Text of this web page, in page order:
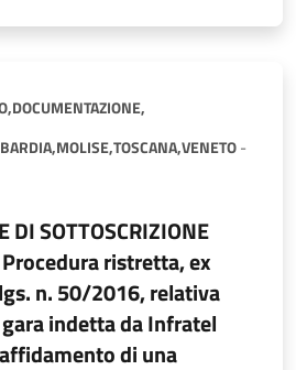
DOCUMENTAZIONE,
MOLISE,TOSCANA,VENETO-
DI SOTTOSCRIZIONE
ristretta, ex
n. 50/2016, relativa
indetta da Infratel
di una